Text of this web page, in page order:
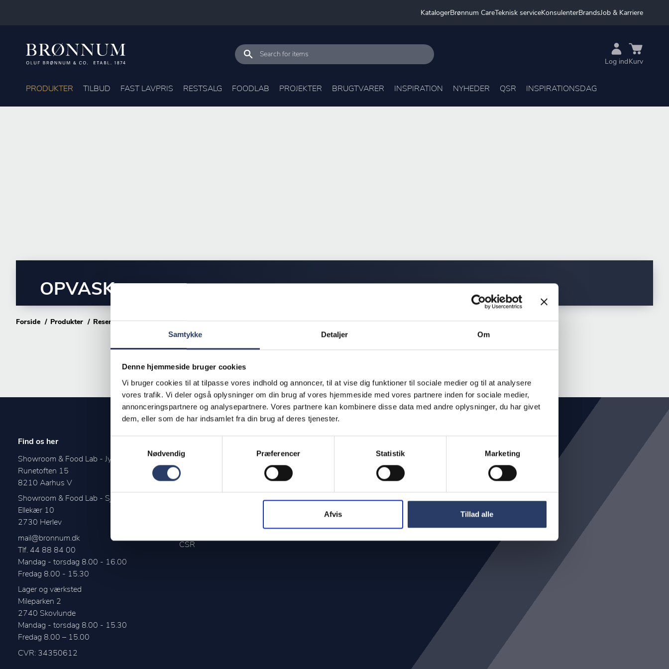
Samtykke Detaljer Om
Denne hjemmeside bruger cookies
Vi bruger cookies til at tilpasse vores indhold og annoncer, til at vise dig funktioner til sociale medier og til at analysere
vores trafik. Vi deler også oplysninger om din brug af vores hjemmeside med vores partnere inden for sociale medier,
annonceringspartnere og analysepartnere. Vores partnere kan kombinere disse data med andre oplysninger, du har givet
dem, eller som de har indsamlet fra din brug af deres tjenester.
Nødvendig
Præferencer Statistik Marketing
Afvis Tillad alle
KatalogerBrønnum CareTeknisk serviceKonsulenterBrandsJob & Karriere
Log indKurv
PRODUKTER TILBUD FAST LAVPRIS RESTSALG FOODLAB PROJEKTER BRUGTVARER INSPIRATION NYHEDER QSR INSPIRATIONSDAG
OPVASK
Forside Produkter Reservedele Opvask
Find os her
Showroom & Food Lab - Jylland
Runetoften 15
8210 Aarhus V
Showroom & Food Lab - Sjælland
Ellekær 10
2730 Herlev
mail@bronnum.dk
Tlf. 44 88 84 00
Mandag - torsdag 8.00 - 16.00
Fredag 8.00 - 15.30
Lager og værksted
Mileparken 2
2740 Skovlunde
Mandag - torsdag 8.00 - 15.30
CVR: 34350612
Historien om Brønnum
Vores medarbejdere
Om Brønnum
CSR
Privatlivspolitik
Salgs- & Leveringsbetingelser